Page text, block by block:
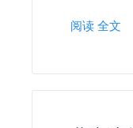
阅读 全文